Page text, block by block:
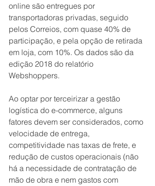
online são entregues por
transportadoras privadas, seguido
pelos Correios, com quase 40% de
participação, e pela opção de retirada
em loja, com 10%. Os dados são da
edição 2018 do relatório
Webshoppers.
Ao optar por terceirizar a gestão
logística do e-commerce, alguns
fatores devem ser considerados, como
velocidade de entrega,
competitividade nas taxas de frete, e
redução de custos operacionais (não
há a necessidade de contratação de
mão de obra e nem gastos com